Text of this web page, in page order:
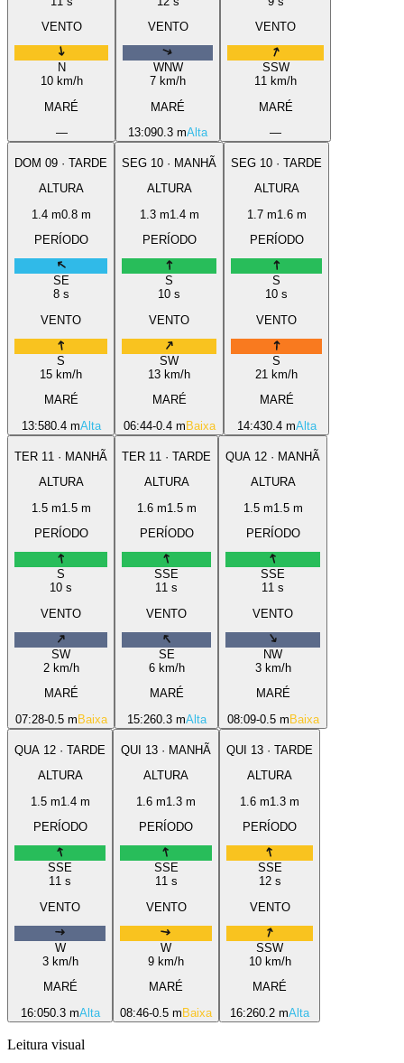
VENTO
N
10km/h
MARÉ
—
VENTO
WNW
7 km/h
MARÉ
13:090.3 mAlta
VENTO
SSW
11 km/h
MARÉ
—
DOM 09 · TARDE
ALTURA
1.4m0.8m
PERÍODO
SE
8s
VENTO
S
15 km/h
MARÉ
13:580.4 mAlta
SEG 10 · MANHÃ
ALTURA
1.3m1.4m
PERÍODO
S
10 s
VENTO
SW
13 km/h
MARÉ
06:44-0.4 m Baixa
SEG 10 · TARDE
ALTURA
1.7m1.6m
PERÍODO
S
10 s
VENTO
S
21 km/h
MARÉ
14:430.4 mAlta
TER 11 · MANHÃ
ALTURA
1.5m1.5m
PERÍODO
S
10 s
VENTO
SW
2km/h
MARÉ
07:28-0.5 mBaixa
TER 11 · TARDE
ALTURA
1.6m1.5m
PERÍODO
SSE
11 s
VENTO
SE
6km/h
MARÉ
15:260.3 mAlta
QUA 12 · MANHÃ
ALTURA
1.5m1.5m
PERÍODO
SSE
11 s
VENTO
NW
3km/h
MARÉ
08:09-0.5 mBaixa
QUA 12 · TARDE
ALTURA
1.5m1.4m
PERÍODO
SSE
11 s
VENTO
W
3km/h
MARÉ
16:050.3 mAlta
QUI 13 · MANHÃ
ALTURA
1.6 m1.3 m
PERÍODO
SSE
11s
VENTO
W
9 km/h
MARÉ
08:46-0.5 mBaixa
QUI 13 · TARDE
ALTURA
1.6 m1.3 m
PERÍODO
SSE
12s
VENTO
SSW
10km/h
MARÉ
16:260.2 mAlta
Leitura visual